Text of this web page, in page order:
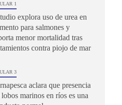
1
explora uso de urea en
para salmones y
menor mortalidad tras
contra piojo de mar
3
aclara que presencia
lobos marinos en ríos es una